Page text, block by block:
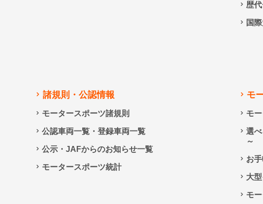
歴
国
諸規則・公認情報
モータースポーツ諸規則
公認車両一覧・登録車両一覧
公示・JAFからのお知らせ一覧
モータースポーツ統計
モ
モ
選
～
お
大
モ